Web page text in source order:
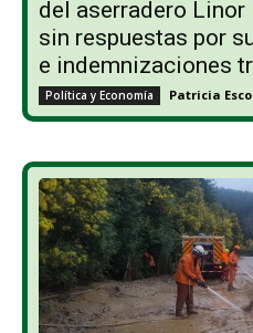
del aserradero
sin respuestas por
e indemnizaciones
Política y Economía Patricia